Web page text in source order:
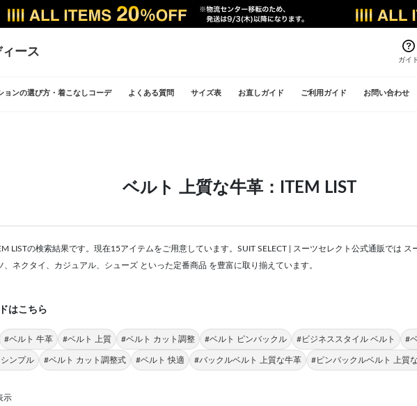
ィース
ガイ
ョンの選び方・着こなしコーデ よくある質問 サイズ表 お直しガイド ご利用ガイド お問い合わせ
ベルト 上質な牛革：ITEM LIST
LISTの検索結果です。現在15アイテムをご用意しています。SUIT SELECT | スーツセレクト公式通販では
、ネクタイ、カジュアル、シューズ といった定番商品 を豊富に取り揃えています。
はこちら
#ベルト 牛革 #ベルト 上質 #ベルト カット調整 #ベルト ピンバックル #ビジネススタイル ベルト #
ンプル #ベルト カット調整式 #ベルト 快適 #バックルベルト 上質な牛革 #ピンバックルベルト 上質
示